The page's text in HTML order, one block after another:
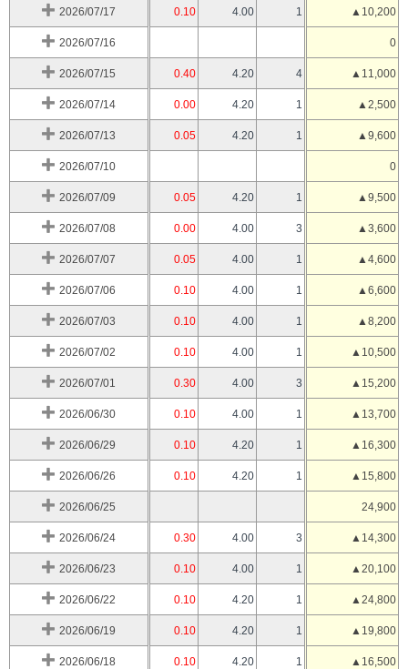
2026/07/17 0.10 4.00 1 ▲10,200
2026/07/16 0
2026/07/15 0.40 4.20 4 ▲11,000
2026/07/14 0.00 4.20 1 ▲2,500
2026/07/13 0.05 4.20 1 ▲9,600
2026/07/10 0
2026/07/09 0.05 4.20 1 ▲9,500
2026/07/08 0.00 4.00 3 ▲3,600
2026/07/07 0.05 4.00 1 ▲4,600
2026/07/06 0.10 4.00 1 ▲6,600
2026/07/03 0.10 4.00 1 ▲8,200
2026/07/02 0.10 4.00 1 ▲10,500
2026/07/01 0.30 4.00 3 ▲15,200
2026/06/30 0.10 4.00 1 ▲13,700
2026/06/29 0.10 4.20 1 ▲16,300
2026/06/26 0.10 4.20 1 ▲15,800
2026/06/25 24,900
2026/06/24 0.30 4.00 3 ▲14,300
2026/06/23 0.10 4.00 1 ▲20,100
2026/06/22 0.10 4.20 1 ▲24,800
2026/06/19 0.10 4.20 1 ▲19,800
2026/06/18 0.10 4.20 1 ▲16,500